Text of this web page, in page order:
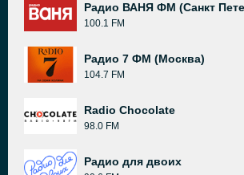
Радио ВАНЯ ФМ (Санкт
100.1 FM
Радио 7 ФМ (Москва)
104.7 FM
Radio Chocolate
98.0 FM
Радио для двоих